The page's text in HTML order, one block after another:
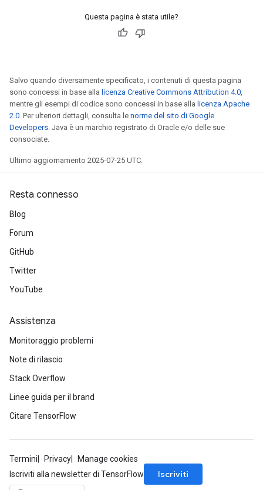
Questa pagina è stata utile?
Salvo quando diversamente specificato, i contenuti di questa pagina
sono concessi in base alla licenza Creative Commons Attribution 4.0
mentre gli esempi di codice sono concessi in base alla licenza Apache
2.0 . Per ulteriori dettagli, consulta le norme del sito di Google
Developers . Java è un marchio registrato di Oracle e/o delle sue
consociate.
Ultimo aggiornamento 2025-07-25 UTC.
Resta connesso
Blog
Forum
GitHub
Twitter
YouTube
Assistenza
Monitoraggio problemi
Note di rilascio
Stack Overflow
Linee guida per il brand
Citare TensorFlow
Termini Privacy
Manage cookies
Iscriviti alla newsletter di TensorFlow
Iscriviti